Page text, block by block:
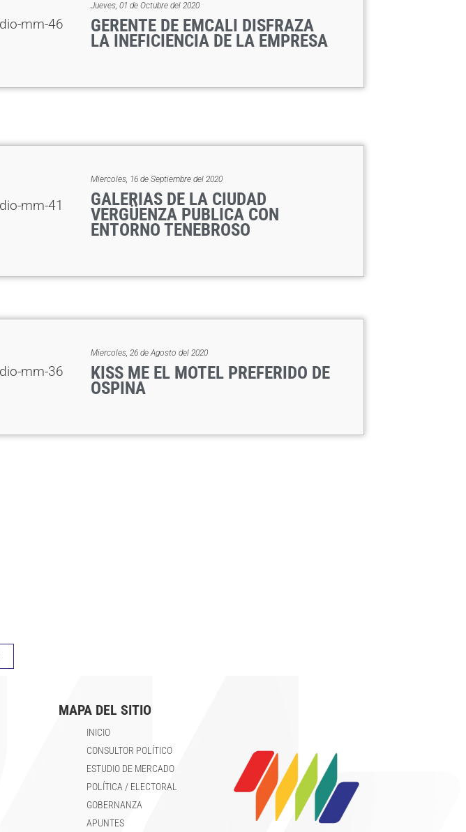
Jueves, 01 de Octubre del 2020
GERENTE DE EMCALI DISFRAZA
LA INEFICIENCIA DE LA EMPRESA
Miercoles, 16 de Septiembre del 2020
GALERIAS DE LA CIUDAD
VERGÜENZA PUBLICA CON
ENTORNO TENEBROSO
Miercoles, 26 de Agosto del 2020
KISS ME EL MOTEL PREFERIDO DE
OSPINA
MAPA DEL SITIO
INICIO
CONSULTOR POLÍTICO
ESTUDIO DE MERCADO
POLÍTICA / ELECTORAL
GOBERNANZA
APUNTES